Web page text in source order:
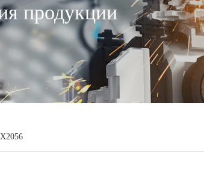
продукции